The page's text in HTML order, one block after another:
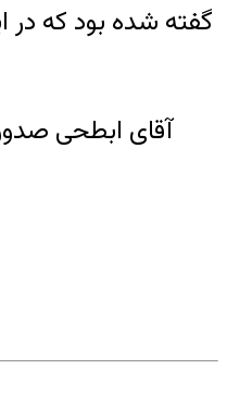
گفته شده بود که در